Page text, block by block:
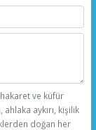
ve küfür
aykırı, kişilik
doğan her